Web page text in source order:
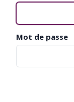
Mot de passe